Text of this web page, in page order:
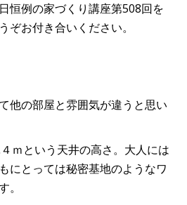
恒例の家づくり講座第508回を
ぞお付き合いください。
他の部屋と雰囲気が違うと思い
ｍという天井の高さ。大人には
にとっては秘密基地のようなワ
。